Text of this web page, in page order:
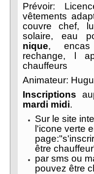
Prévoir:
vêtements
couvre chef,
solaire, eau
nique,
rechange, l
chauffeurs
Animateur:
Inscriptions
mardi midi.
Sur le site
l'icone verte
être
par sms ou
pouvez être